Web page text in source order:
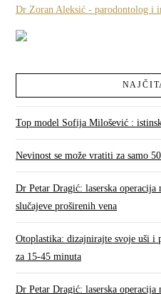
Dr Zoran Aleksić - parodontolog i
Top model Sofija Milošević :
Nevinost se može vratiti za samo
Dr Petar Dragić: laserska operacija
slučajeve proširenih vena
Otoplastika: dizajnirajte svoje uši
za 15-45 minuta
Dr Petar Dragić: laserska operacija